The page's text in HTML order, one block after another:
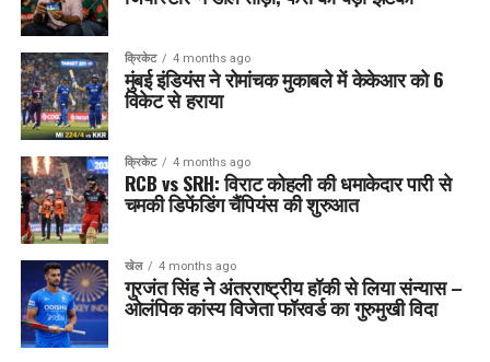
क्रिकेट 4 months ago
मुंबई इंडियंस ने रोमांचक मुकाबले में केकेआर को 6
विकेट से हराया
क्रिकेट 4 months ago
RCB vs SRH: विराट कोहली की धमाकेदार पारी से
चमकी डिफेंडिंग चैंपियंस की शुरुआत
खेल 4 months ago
गुरजंत सिंह ने अंतरराष्ट्रीय हॉकी से लिया संन्यास –
ओलंपिक कांस्य विजेता फॉरवर्ड का गुरुमुखी विदा